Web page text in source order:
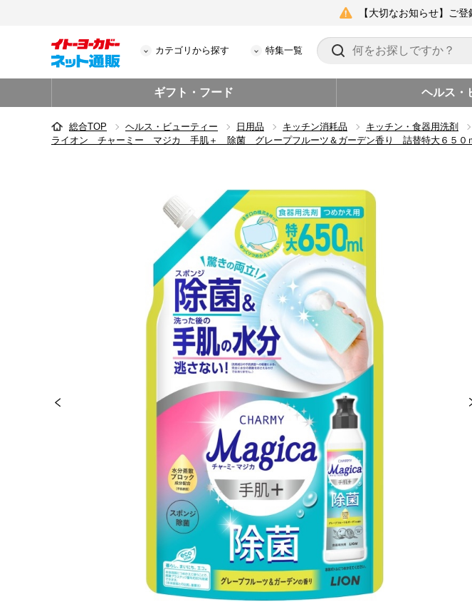
【大切なお知らせ】ご
カテゴリから探す 特集一覧
ギフト・フード ヘルス・
総合TOP ヘルス・ビューティー 日用品 キッチン消耗品
キッチン・食器用洗剤
ライオン チャーミー マジカ 手肌＋ 除菌 グレープフルーツ＆ガーデン香り 詰替特大６５０